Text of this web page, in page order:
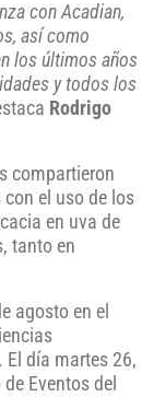
con Acadian,
así como
los últimos años
y todos los
Rodrigo
compartieron
el uso de los
en uva de
tanto en
agosto en el
El día martes 26,
Eventos del